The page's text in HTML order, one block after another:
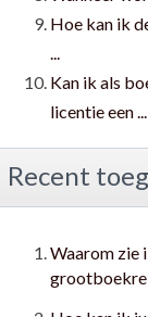
Hoe kan ik
...
Kan ik als
licentie een ...
Recent
Waarom zie